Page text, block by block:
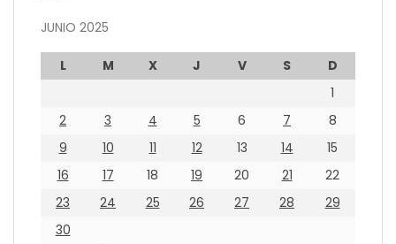
JUNIO 2025
L M X J V S
D
1
2
3 4 5 6 7
8
9
10 11 12 13 14
15
16
17 18 19 20 21
22
23
24 25 26 27 28
29
30